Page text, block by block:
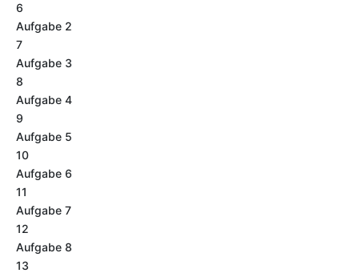
6
Aufgabe 2
7
Aufgabe 3
8
Aufgabe 4
9
Aufgabe 5
10
Aufgabe 6
11
Aufgabe 7
12
Aufgabe 8
13